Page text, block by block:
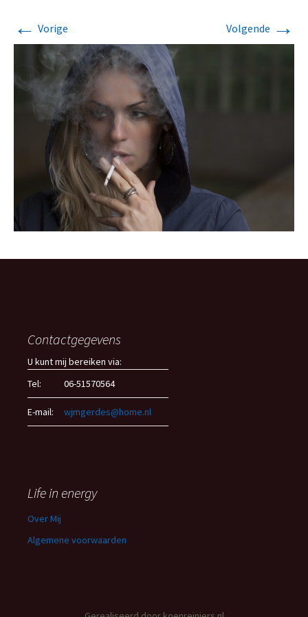
← Vorige Volgende →
Contactgegevens
U kunt mij bereiken via:
Tel:
06-51570564
E-mail: wjmgerdes@home.nl
Life in energy
Over Mij
Algemene voorwaarden